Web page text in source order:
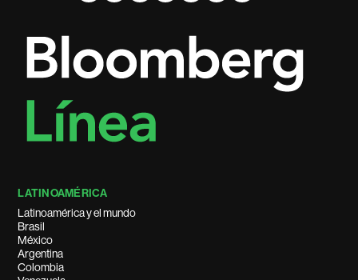
LATINOAMÉRICA
Latinoamérica y el mundo
Brasil
México
Argentina
Colombia